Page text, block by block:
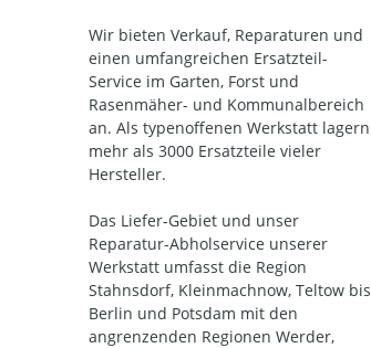
Wir bieten Verkauf, Reparaturen und
einen umfangreichen Ersatzteil-
Service im Garten, Forst und
Rasenmäher- und Kommunalbereich
an. Als typenoffenen Werkstatt lagern
mehr als 3000 Ersatzteile vieler
Hersteller.
Das Liefer-Gebiet und unser
Reparatur-Abholservice unserer
Werkstatt umfasst die Region
Stahnsdorf, Kleinmachnow, Teltow bis
Berlin und Potsdam mit den
angrenzenden Regionen Werder,